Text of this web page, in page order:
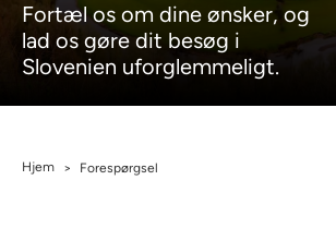
Fortæl os om dine ønsker, og
lad os gøre dit besøg i
Slovenien uforglemmeligt.
Hjem > Forespørgsel